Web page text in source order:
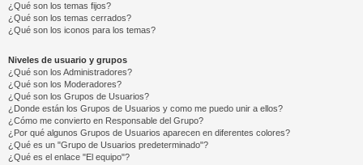
¿Qué son los temas fijos?
¿Qué son los temas cerrados?
¿Qué son los iconos para los temas?
Niveles de usuario y grupos
¿Qué son los Administradores?
¿Qué son los Moderadores?
¿Qué son los Grupos de Usuarios?
¿Donde están los Grupos de Usuarios y como me puedo unir a ellos?
¿Cómo me convierto en Responsable del Grupo?
¿Por qué algunos Grupos de Usuarios aparecen en diferentes colores?
¿Qué es un "Grupo de Usuarios predeterminado"?
¿Qué es el enlace "El equipo"?